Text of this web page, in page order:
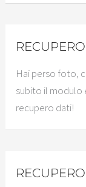
Hai perso foto,
subito il modulo
recupero dati!